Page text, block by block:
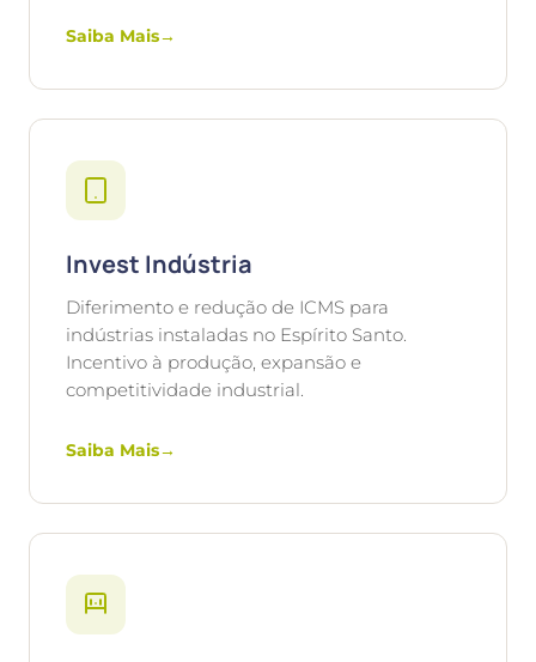
Saiba Mais→
Invest Indústria
Diferimento e redução de ICMS para
indústrias instaladas no Espírito Santo.
Incentivo à produção, expansão e
competitividade industrial.
Saiba Mais→